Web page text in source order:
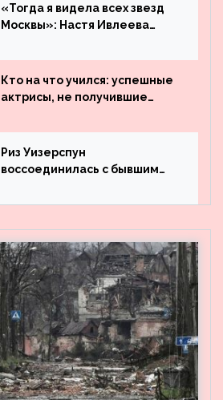
«Тогда я видела всех звезд
Москвы»: Настя Ивлеева
популярности и выложила
архивные фото
Кто на что учился: успешные
актрисы, не получившие
Риз Уизерспун
воссоединилась с бывшим